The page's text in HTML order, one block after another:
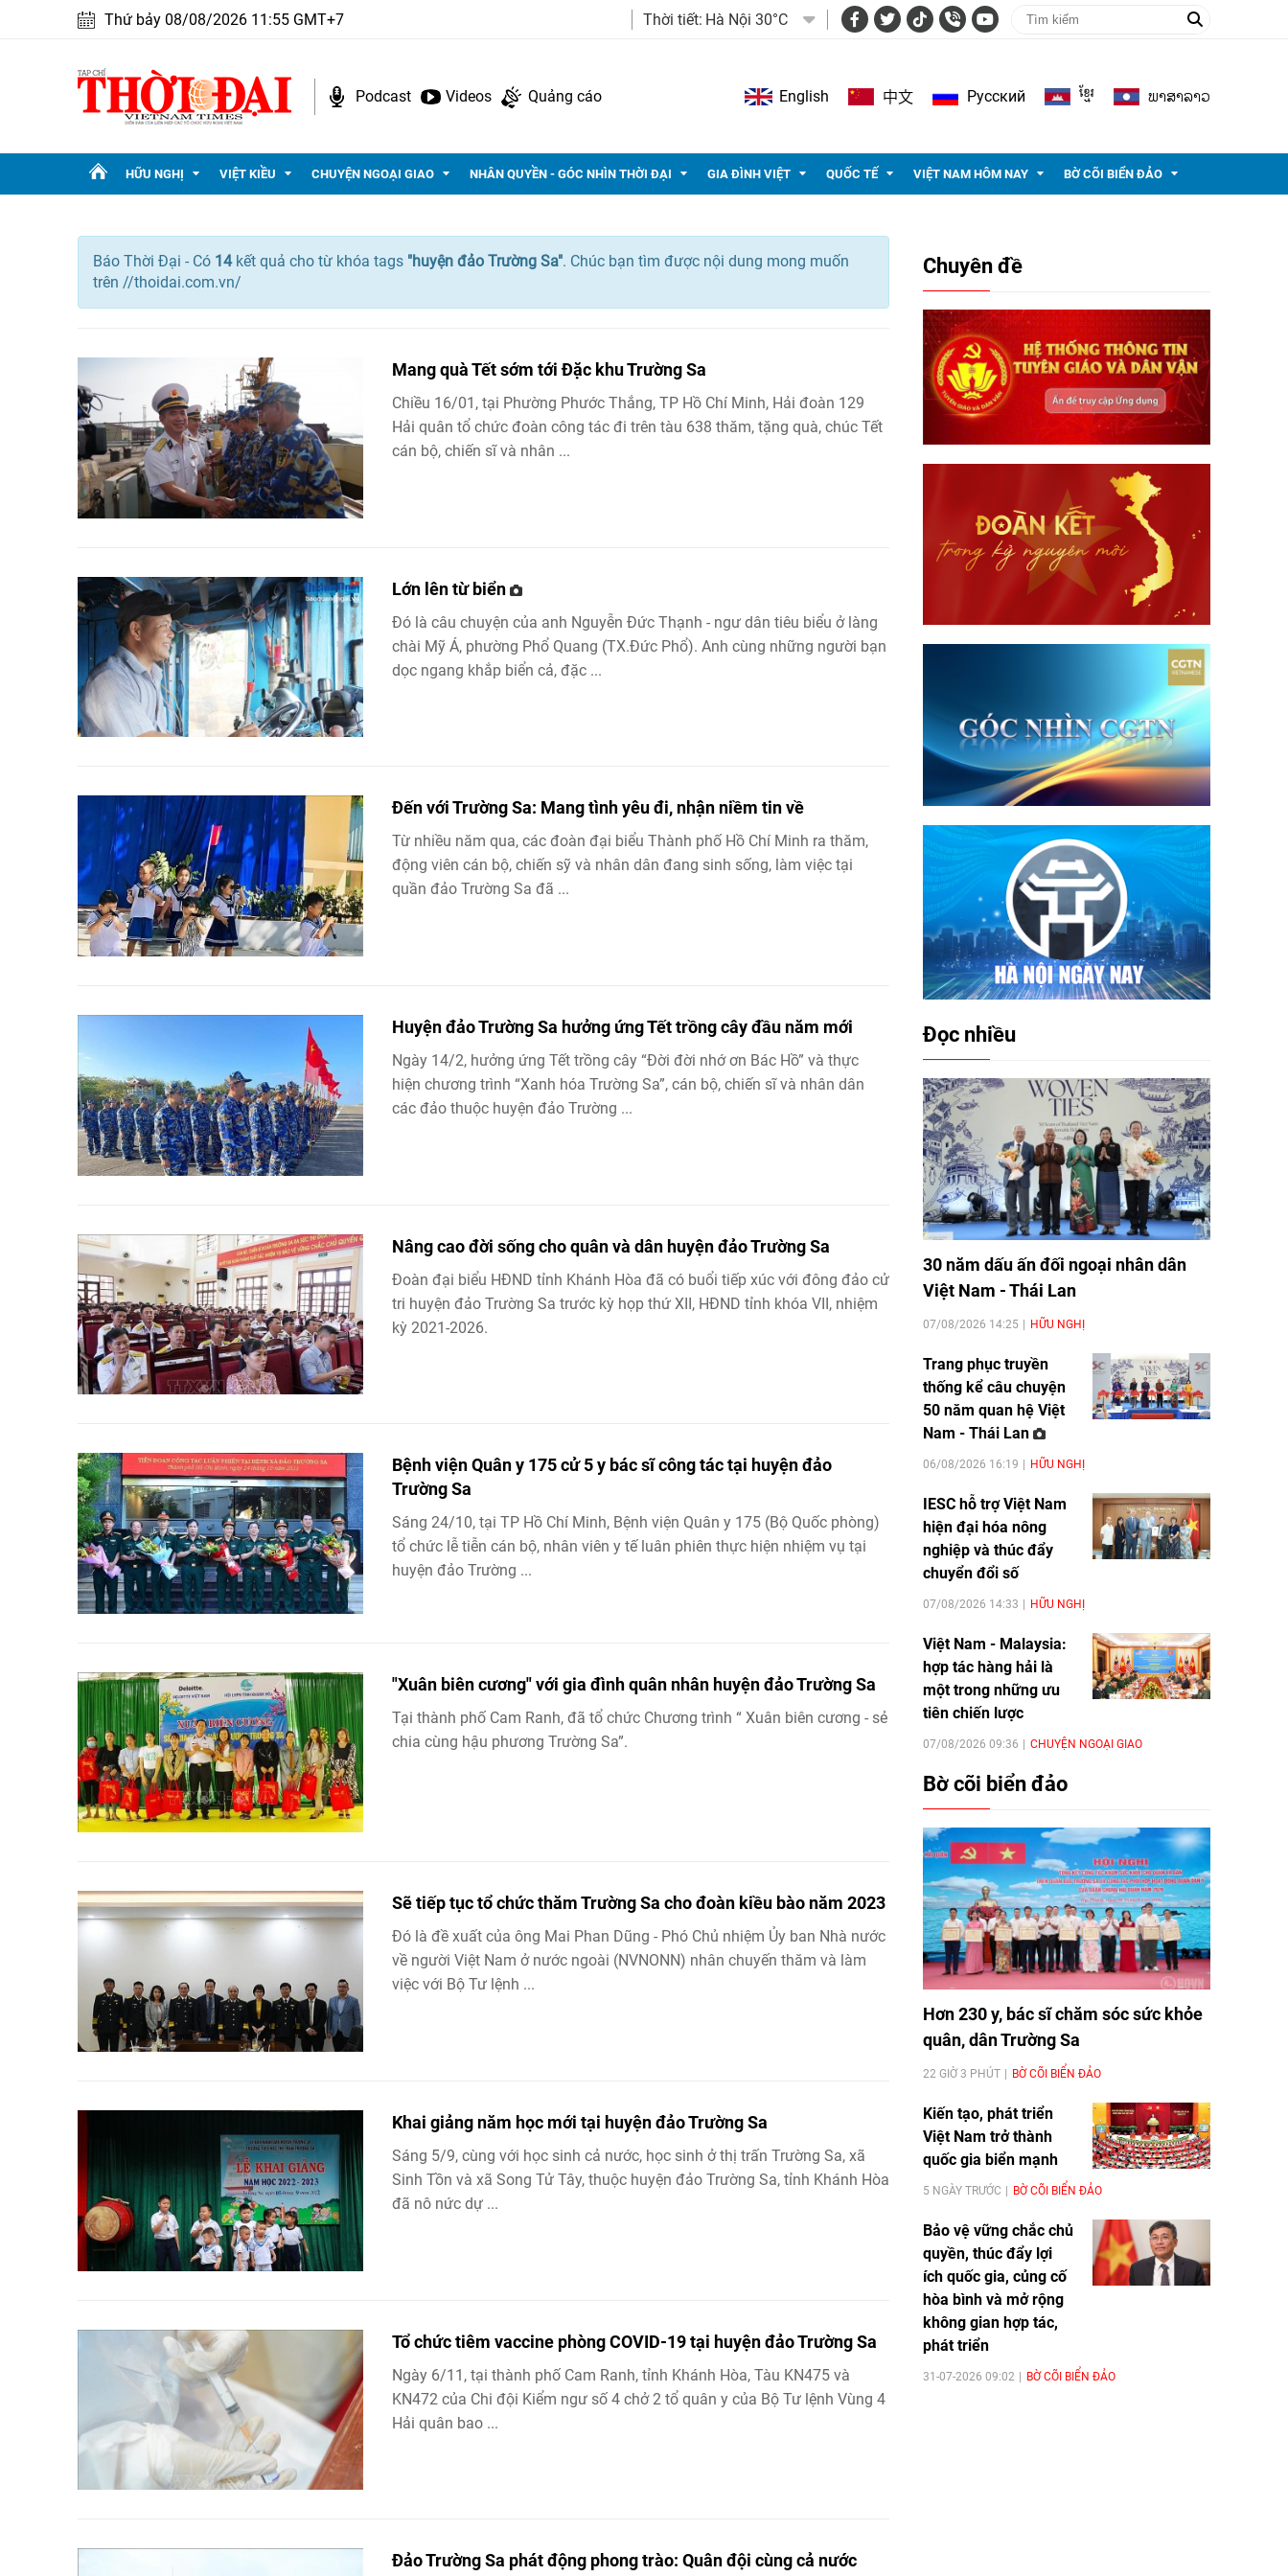
Thứ bảy 08/08/2026 11:55 GMT+7 Thời tiết: Hà Nội 30°C
Podcast Videos Quảng cáo English 中文 Pусский ខ្មែរ ພາ​ສາ​ລາວ
HỮU NGHỊ VIỆT KIỀU CHUYỆN NGOẠI GIAO NHÂN QUYỀN - GÓC NHÌN THỜI ĐẠI GIA ĐÌNH VIỆT QUỐC TẾ VIỆT NAM HÔM NAY BỜ CÕI BIỂN ĐẢO
Báo Thời Đại - Có 14kết quả cho từ khóa tags "huyện đảo Trường Sa". Chúc bạn tìm được nội dung mong muốn
trên //thoidai.com.vn/
Mang quà Tết sớm tới Đặc khu Trường Sa
Chiều 16/01, tại Phường Phước Thắng, TP Hồ Chí Minh, Hải đoàn 129
Hải quân tổ chức đoàn công tác đi trên tàu 638 thăm, tặng quà, chúc Tết
cán bộ, chiến sĩ và nhân ...
Lớn lên từ biển
Đó là câu chuyện của anh Nguyễn Đức Thạnh - ngư dân tiêu biểu ở làng
chài Mỹ Á, phường Phổ Quang (TX.Đức Phổ). Anh cùng những người bạn
dọc ngang khắp biển cả, đặc ...
Đến với Trường Sa: Mang tình yêu đi, nhận niềm tin về
Từ nhiều năm qua, các đoàn đại biểu Thành phố Hồ Chí Minh ra thăm,
động viên cán bộ, chiến sỹ và nhân dân đang sinh sống, làm việc tại
quần đảo Trường Sa đã ...
Huyện đảo Trường Sa hưởng ứng Tết trồng cây đầu năm mới
Ngày 14/2, hưởng ứng Tết trồng cây “Đời đời nhớ ơn Bác Hồ” và thực
hiện chương trình “Xanh hóa Trường Sa”, cán bộ, chiến sĩ và nhân dân
các đảo thuộc huyện đảo Trường ...
Nâng cao đời sống cho quân và dân huyện đảo Trường Sa
Đoàn đại biểu HĐND tỉnh Khánh Hòa đã có buổi tiếp xúc với đông đảo cử
tri huyện đảo Trường Sa trước kỳ họp thứ XII, HĐND tỉnh khóa VII, nhiệm
kỳ 2021-2026.
Bệnh viện Quân y 175 cử 5 y bác sĩ công tác tại huyện đảo
Trường Sa
Sáng 24/10, tại TP Hồ Chí Minh, Bệnh viện Quân y 175 (Bộ Quốc phòng)
tổ chức lễ tiễn cán bộ, nhân viên y tế luân phiên thực hiện nhiệm vụ tại
huyện đảo Trường ...
"Xuân biên cương" với gia đình quân nhân huyện đảo Trường Sa
Tại thành phố Cam Ranh, đã tổ chức Chương trình “ Xuân biên cương - sẻ
chia cùng hậu phương Trường Sa”.
Sẽ tiếp tục tổ chức thăm Trường Sa cho đoàn kiều bào năm 2023
Đó là đề xuất của ông Mai Phan Dũng - Phó Chủ nhiệm Ủy ban Nhà nước
về người Việt Nam ở nước ngoài (NVNONN) nhân chuyến thăm và làm
việc với Bộ Tư lệnh ...
Khai giảng năm học mới tại huyện đảo Trường Sa
Sáng 5/9, cùng với học sinh cả nước, học sinh ở thị trấn Trường Sa, xã
Sinh Tồn và xã Song Tử Tây, thuộc huyện đảo Trường Sa, tỉnh Khánh Hòa
đã nô nức dự ...
Tổ chức tiêm vaccine phòng COVID-19 tại huyện đảo Trường Sa
Ngày 6/11, tại thành phố Cam Ranh, tỉnh Khánh Hòa, Tàu KN475 và
KN472 của Chi đội Kiểm ngư số 4 chở 2 tổ quân y của Bộ Tư lệnh Vùng 4
Hải quân bao ...
Đảo Trường Sa phát động phong trào: Quân đội cùng cả nước
Chuyên đề
Đọc nhiều
30 năm dấu ấn đối ngoại nhân dân
Việt Nam - Thái Lan
07/08/2026 14:25 HỮU NGHỊ
Trang phục truyền
thống kể câu chuyện
50 năm quan hệ Việt
Nam - Thái Lan
06/08/2026 16:19 HỮU NGHỊ
IESC hỗ trợ Việt Nam
hiện đại hóa nông
nghiệp và thúc đẩy
chuyển đổi số
07/08/2026 14:33 HỮU NGHỊ
Việt Nam - Malaysia:
hợp tác hàng hải là
một trong những ưu
tiên chiến lược
07/08/2026 09:36 CHUYỆN NGOẠI GIAO
Bờ cõi biển đảo
Hơn 230 y, bác sĩ chăm sóc sức khỏe
quân, dân Trường Sa
22 GIỜ 3 PHÚT BỜ CÕI BIỂN ĐẢO
Kiến tạo, phát triển
Việt Nam trở thành
quốc gia biển mạnh
5 NGÀY TRƯỚC BỜ CÕI BIỂN ĐẢO
Bảo vệ vững chắc chủ
quyền, thúc đẩy lợi
ích quốc gia, củng cố
hòa bình và mở rộng
không gian hợp tác,
phát triển
31-07-2026 09:02 BỜ CÕI BIỂN ĐẢO